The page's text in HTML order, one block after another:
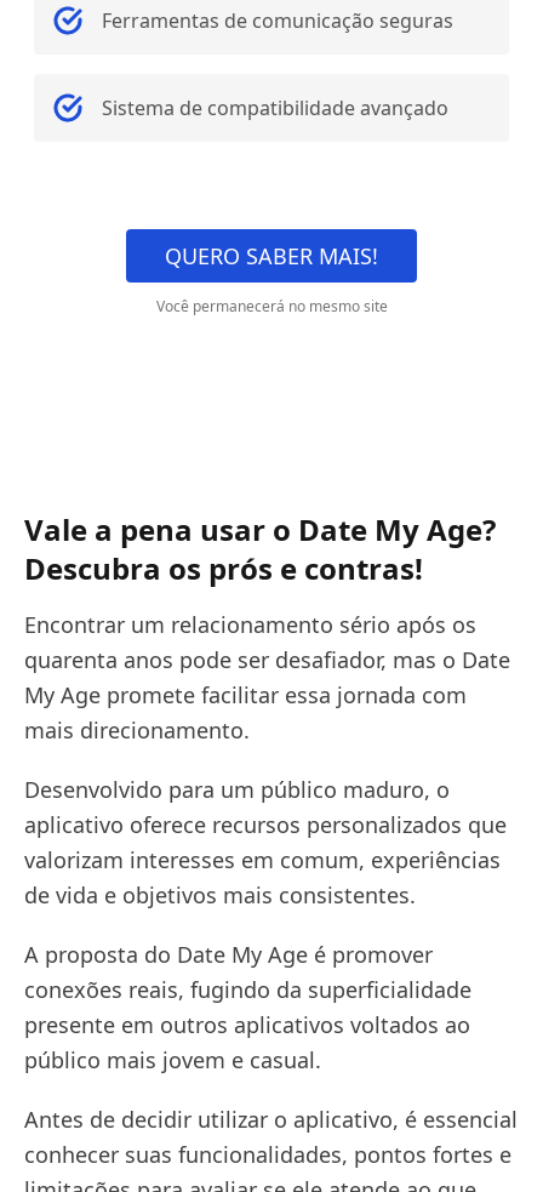
Ferramentas de comunicação seguras
Sistema de compatibilidade avançado
QUERO SABER MAIS!
Você permanecerá no mesmo site
Vale a pena usar o Date My Age?
Descubra os prós e contras!
Encontrar um relacionamento sério após os
quarenta anos pode ser desafiador, mas o Date
My Age promete facilitar essa jornada com
mais direcionamento.
Desenvolvido para um público maduro, o
aplicativo oferece recursos personalizados que
valorizam interesses em comum, experiências
de vida e objetivos mais consistentes.
A proposta do Date My Age é promover
conexões reais, fugindo da superficialidade
presente em outros aplicativos voltados ao
público mais jovem e casual.
Antes de decidir utilizar o aplicativo, é essencial
conhecer suas funcionalidades, pontos fortes e